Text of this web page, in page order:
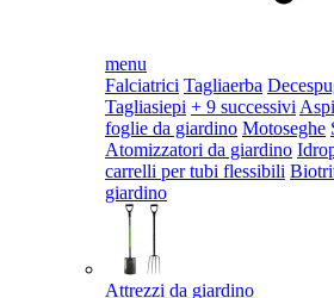
menu
Falciatrici Tagliaerba
Tagliasiepi + 9 successivi
foglie da giardino Motoseghe
Atomizzatori da giardino
carrelli per tubi flessibili
giardino
Attrezzi da giardino